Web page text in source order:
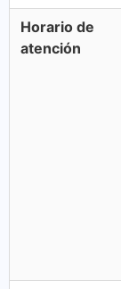
Horario de
atención